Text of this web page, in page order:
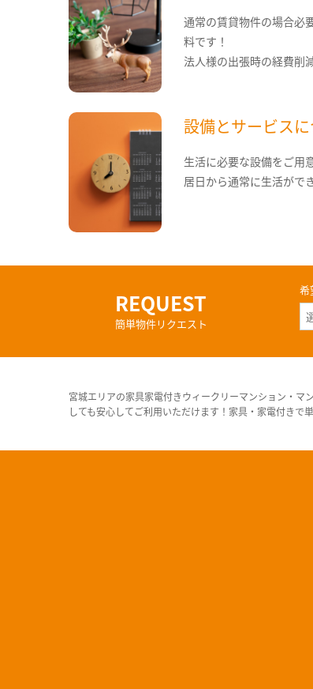
通常の賃貸物件の場合必
料です！
法人様の出張時の経費削
設備とサービス
生活に必要な設備をご用
居日から通常に生活がで
REQUEST
簡単物件リクエスト
希
宮城エリアの家具家電付きウィークリーマンション・マ
しても安心してご利用いただけます！家具・家電付きで